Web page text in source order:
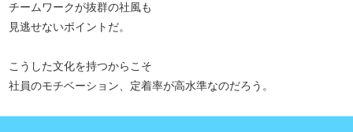
チームワークが抜群の社風も
見逃せないポイントだ。
こうした文化を持つからこそ
社員のモチベーション、定着率が高水準なのだろう。